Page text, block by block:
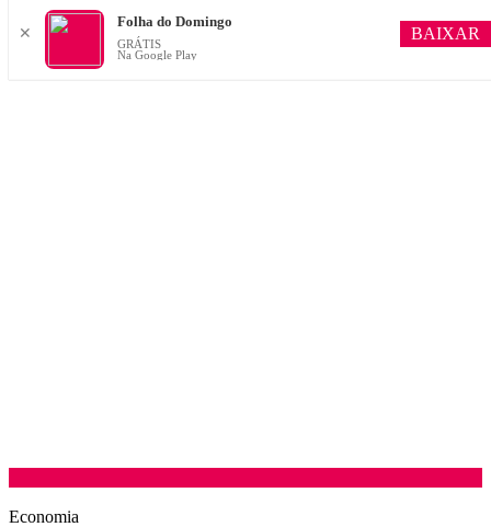
Economia
✕
Folha do Domingo
GRÁTIS
Na Google Play
BAIXAR